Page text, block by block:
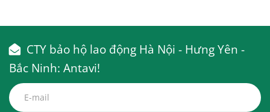
CTY bảo hộ lao động Hà Nội - Hưng Yên -
Bắc Ninh: Antavi!